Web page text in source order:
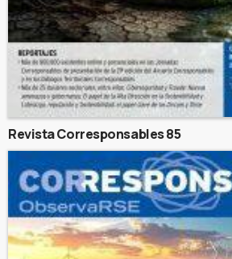
Revista Corresponsables 85